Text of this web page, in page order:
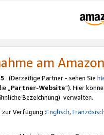
am
(Derzeitige Partner - sehen Sie
„Partner-Website“). Hier
Bezeichnung) verwalten.
Verfügung :Englisch,